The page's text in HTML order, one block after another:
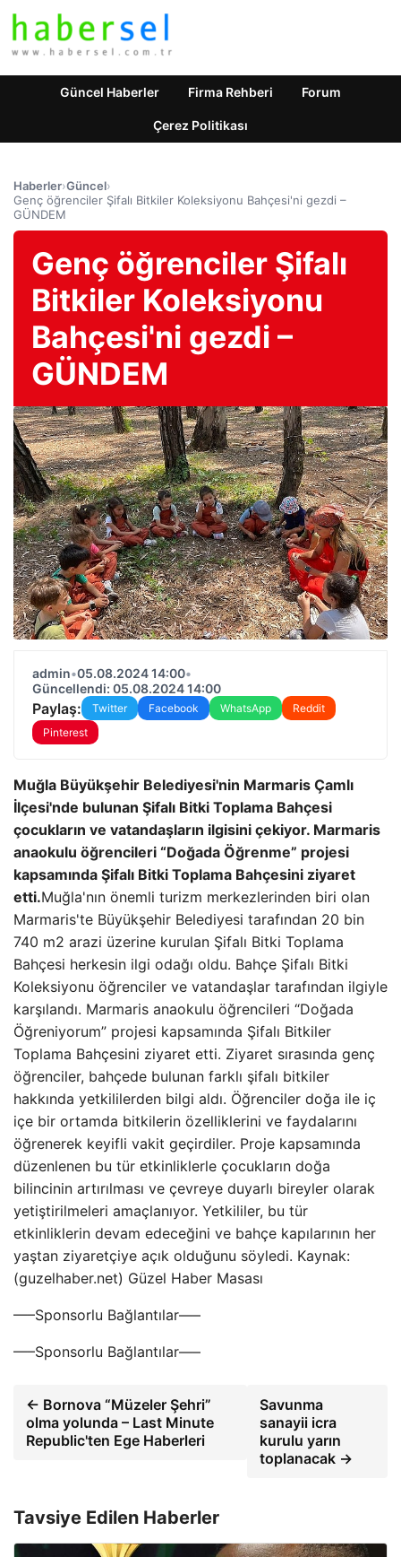
Güncel Haberler Firma Rehberi Forum
Çerez Politikası
Haberler›Güncel›
Genç öğrenciler Şifalı Bitkiler Koleksiyonu Bahçesi'ni gezdi –
GÜNDEM
Genç öğrenciler Şifalı
Bitkiler Koleksiyonu
Bahçesi'ni gezdi –
GÜNDEM
admin•05.08.2024 14:00•
Güncellendi: 05.08.2024 14:00
Paylaş: Twitter Facebook WhatsApp
Reddit
Pinterest
Muğla Büyükşehir Belediyesi'nin Marmaris Çamlı
İlçesi'nde bulunan Şifalı Bitki Toplama Bahçesi
çocukların ve vatandaşların ilgisini çekiyor. Marmaris
anaokulu öğrencileri “Doğada Öğrenme” projesi
kapsamında Şifalı Bitki Toplama Bahçesini ziyaret
etti.Muğla'nın önemli turizm merkezlerinden biri olan
Marmaris'te Büyükşehir Belediyesi tarafından 20 bin
740 m2 arazi üzerine kurulan Şifalı Bitki Toplama
Bahçesi herkesin ilgi odağı oldu. Bahçe Şifalı Bitki
Koleksiyonu öğrenciler ve vatandaşlar tarafından ilgiyle
karşılandı. Marmaris anaokulu öğrencileri “Doğada
Öğreniyorum” projesi kapsamında Şifalı Bitkiler
Toplama Bahçesini ziyaret etti. Ziyaret sırasında genç
öğrenciler, bahçede bulunan farklı şifalı bitkiler
hakkında yetkililerden bilgi aldı. Öğrenciler doğa ile iç
içe bir ortamda bitkilerin özelliklerini ve faydalarını
öğrenerek keyifli vakit geçirdiler. Proje kapsamında
düzenlenen bu tür etkinliklerle çocukların doğa
bilincinin artırılması ve çevreye duyarlı bireyler olarak
yetiştirilmeleri amaçlanıyor. Yetkililer, bu tür
etkinliklerin devam edeceğini ve bahçe kapılarının her
yaştan ziyaretçiye açık olduğunu söyledi. Kaynak:
(guzelhaber.net) Güzel Haber Masası
—–Sponsorlu Bağlantılar—–
—–Sponsorlu Bağlantılar—–
← Bornova “Müzeler Şehri”
olma yolunda – Last Minute
Republic'ten Ege Haberleri
Savunma
sanayii icra
kurulu yarın
toplanacak →
Tavsiye Edilen Haberler